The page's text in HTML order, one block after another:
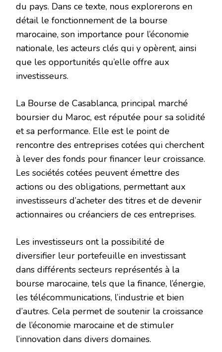
du pays. Dans ce texte, nous explorerons en
détail le fonctionnement de la bourse
marocaine, son importance pour l’économie
nationale, les acteurs clés qui y opèrent, ainsi
que les opportunités qu’elle offre aux
investisseurs.
La Bourse de Casablanca, principal marché
boursier du Maroc, est réputée pour sa solidité
et sa performance. Elle est le point de
rencontre des entreprises cotées qui cherchent
à lever des fonds pour financer leur croissance.
Les sociétés cotées peuvent émettre des
actions ou des obligations, permettant aux
investisseurs d’acheter des titres et de devenir
actionnaires ou créanciers de ces entreprises.
Les investisseurs ont la possibilité de
diversifier leur portefeuille en investissant
dans différents secteurs représentés à la
bourse marocaine, tels que la finance, l’énergie,
les télécommunications, l’industrie et bien
d’autres. Cela permet de soutenir la croissance
de l’économie marocaine et de stimuler
l’innovation dans divers domaines.